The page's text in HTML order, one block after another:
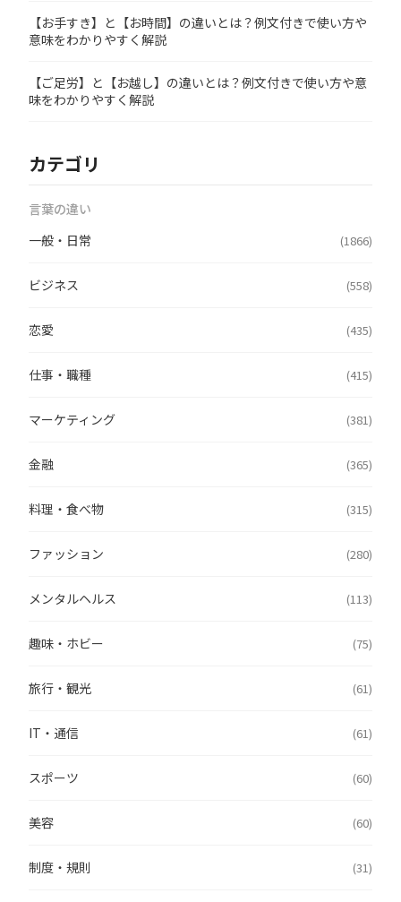
【お手すき】と【お時間】の違いとは？例文付きで使い方や
意味をわかりやすく解説
【ご足労】と【お越し】の違いとは？例文付きで使い方や意
味をわかりやすく解説
カテゴリ
言葉の違い
一般・日常
(1866)
ビジネス (558)
恋愛 (435)
仕事・職種 (415)
マーケティング (381)
金融 (365)
料理・食べ物 (315)
ファッション (280)
メンタルヘルス (113)
趣味・ホビー (75)
旅行・観光 (61)
IT・通信 (61)
スポーツ (60)
美容 (60)
制度・規則 (31)